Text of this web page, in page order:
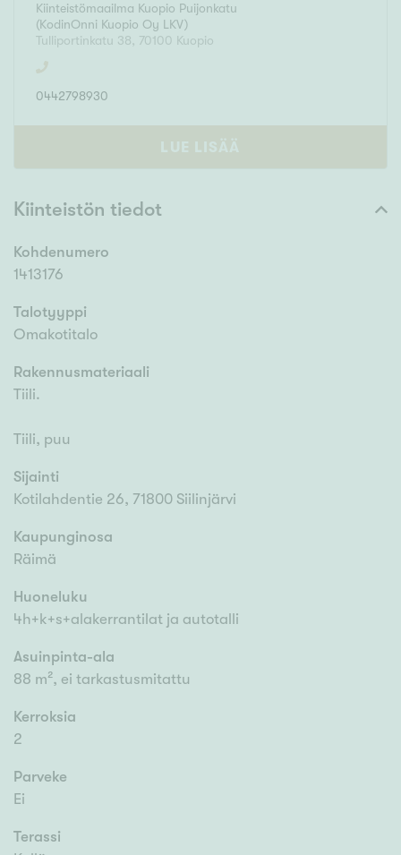
Kiinteistömaailma Kuopio Puijonkatu
(KodinOnni Kuopio Oy LKV)
Tulliportinkatu 38, 70100 Kuopio
0442798930
LUE LISÄÄ
Kiinteistön tiedot
Kohdenumero
1413176
Talotyyppi
Omakotitalo
Rakennusmateriaali
Tiili.
Tiili, puu
Sijainti
Kotilahdentie 26, 71800 Siilinjärvi
Kaupunginosa
Räimä
Huoneluku
4h+k+s+alakerrantilat ja autotalli
Asuinpinta-ala
88 m², ei tarkastusmitattu
Kerroksia
2
Parveke
Ei
Terassi